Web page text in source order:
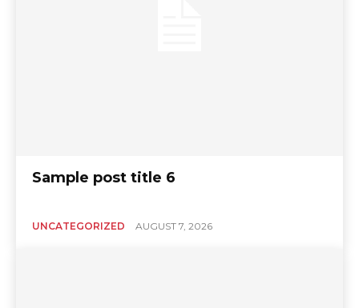
Sample post title 6
UNCATEGORIZED AUGUST 7, 2026